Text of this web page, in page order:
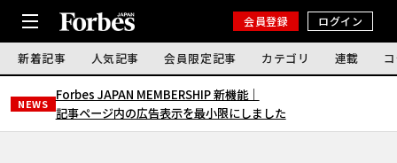
会員登録 ログイン
新着記事 人気記事 会員限定記事 カテゴリ 連載
NEWS
Forbes JAPAN MEMBERSHIP 新機能｜
記事ページ内の広告表示を最小限にしました